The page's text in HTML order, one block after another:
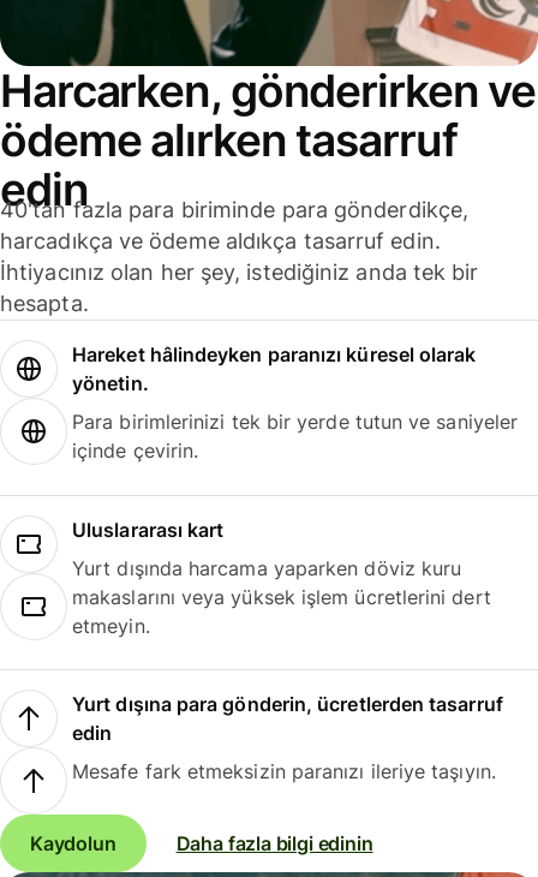
Harcarken, gönderirken ve
ödeme alırken tasarruf
edin
40'tan fazla para biriminde para gönderdikçe,
harcadıkça ve ödeme aldıkça tasarruf edin.
İhtiyacınız olan her şey, istediğiniz anda tek bir
hesapta.
Hareket hâlindeyken paranızı küresel olarak
yönetin.
Para birimlerinizi tek bir yerde tutun ve saniyeler
içinde çevirin.
Uluslararası kart
Yurt dışında harcama yaparken döviz kuru
makaslarını veya yüksek işlem ücretlerini dert
etmeyin.
Yurt dışına para gönderin, ücretlerden tasarruf
edin
Mesafe fark etmeksizin paranızı ileriye taşıyın.
Kaydolun Daha fazla bilgi edinin